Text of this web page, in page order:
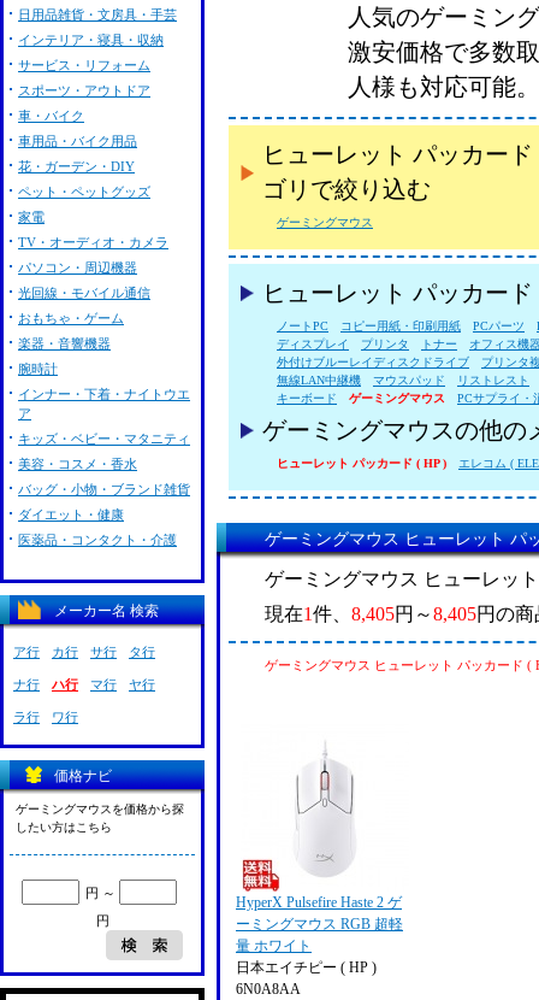
人気のゲーミン
激安価格で多数
人様も対応可能。
ヒューレット パッカー
ゴリで絞り込む
ゲーミングマウス
ヒューレット パッカー
ノートPC コピー用紙・印刷用紙 PCパーツ
ディスプレイ
プリンタ トナー
オフィス機
外付けブルーレイディスクドライブ
プリンタ
無線LAN中継機
マウスパッド
リストレスト
キーボード
ゲーミングマウス PCサプライ・
ゲーミングマウスの他の
ヒューレット パッカード ( HP ) エレコム (
ゲーミングマウス ヒューレット
ゲーミングマウス ヒューレッ
現在1件、 8,405円～8,405円の
ゲーミングマウス ヒューレット パッカード (
HyperX Pulsefire Haste 2 ゲ
ーミングマウス RGB 超軽
量 ホワイト
日本エイチピー ( HP )
6N0A8AA
日用品雑貨・文房具・手芸
インテリア・寝具・収納
サービス・リフォーム
スポーツ・アウトドア
車・バイク
車用品・バイク用品
花・ガーデン・DIY
ペット・ペットグッズ
家電
TV・オーディオ・カメラ
パソコン・周辺機器
光回線・モバイル通信
おもちゃ・ゲーム
楽器・音響機器
腕時計
インナー・下着・ナイトウエ
ア
キッズ・ベビー・マタニティ
美容・コスメ・香水
バッグ・小物・ブランド雑貨
ダイエット・健康
医薬品・コンタクト・介護
メーカー名 検索
ア行 カ行 サ行 タ行
ナ行 ハ行 マ行 ヤ行
ラ行 ワ行
価格ナビ
ゲーミングマウスを価格から探
したい方はこちら
円 ～
円